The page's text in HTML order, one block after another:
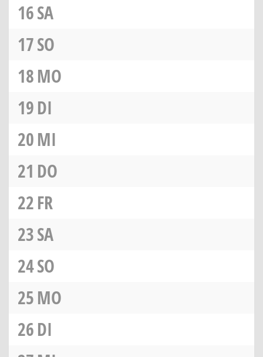
16SA
17SO
18MO
19DI
20MI
21 DO
22FR
23SA
24SO
25MO
26DI